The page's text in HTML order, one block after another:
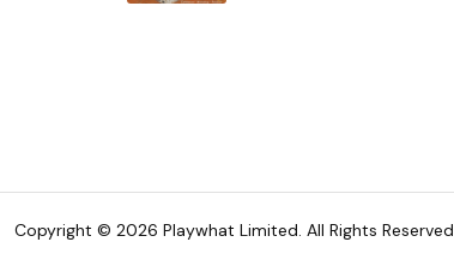
Copyright © 2026 Playwhat Limited. All Rights Reserved